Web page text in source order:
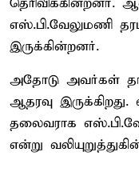
எஸ்.பி.வேலுமணி
இருக்கின்றனர்.
அதோடு அவர்கள்
ஆதரவு
தலைவராக
என்று